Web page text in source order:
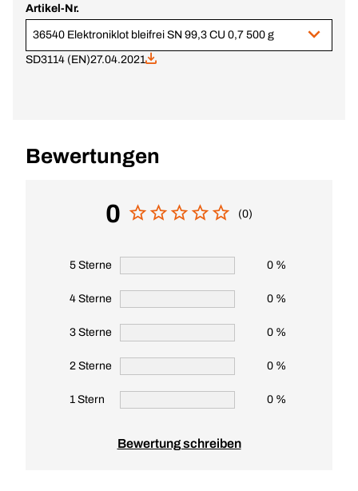
Artikel-Nr.
36540 Elektroniklot bleifrei SN 99,3 CU 0,7 500 g
SD3114 (EN)27.04.2021
Bewertungen
0 (0)
5 Sterne 0 %
4 Sterne 0 %
3 Sterne 0 %
2 Sterne 0 %
1 Stern 0 %
Bewertung schreiben